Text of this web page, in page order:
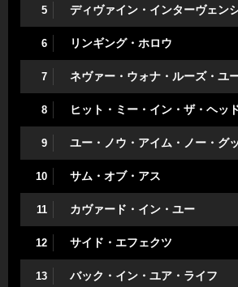
5 ディヴァイン・インターヴェン
6 リンギング・ホロウ
7 ネヴァー・ウォナ・ルーズ・ユ
8 ヒット・ミー・イン・ザ・ヘッ
9 ユー・ノウ・アイム・ノー・グ
10 サム・オブ・アス
11 カヴァード・イン・ユー
12 サイド・エフェクツ
13 バック・イン・ユア・ライフ